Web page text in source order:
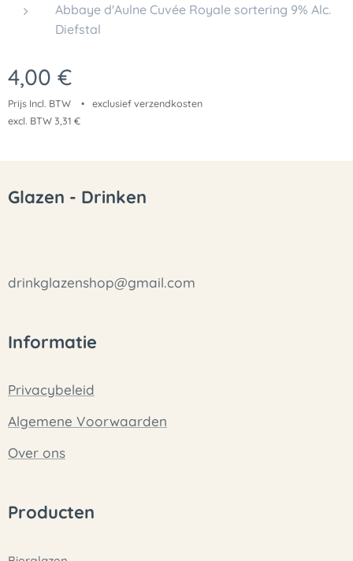
Abbaye d'Aulne Cuvée Royale sortering 9% Alc.
Diefstal
4,00 €
Prijs Incl. BTW
exclusief verzendkosten
excl. BTW 3,31 €
Glazen - Drinken
drinkglazenshop@gmail.com
Informatie
Privacybeleid
Algemene Voorwaarden
Over ons
Producten